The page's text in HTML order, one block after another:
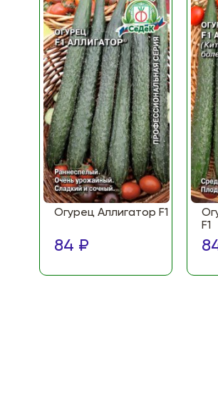
Огурец Аллигатор F1
84 ₽
F1